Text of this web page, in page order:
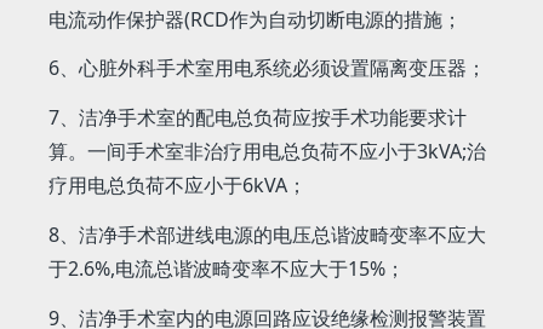
电流动作保护器(RCD作为自动切断电源的措施；
6、心脏外科手术室用电系统必须设置隔离变压器；
7、洁净手术室的配电总负荷应按手术功能要求计
算。一间手术室非治疗用电总负荷不应小于3kVA;治
疗用电总负荷不应小于6kVA；
8、洁净手术部进线电源的电压总谐波畸变率不应大
于2.6%,电流总谐波畸变率不应大于15%；
9、洁净手术室内的电源回路应设绝缘检测报警装置